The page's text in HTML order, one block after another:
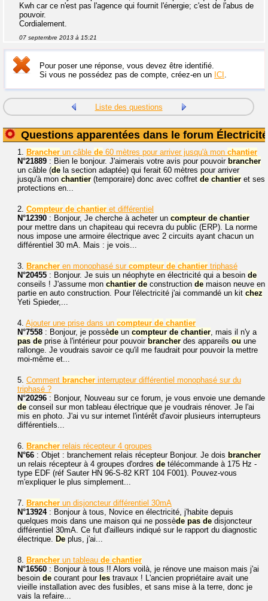
Kwh car ce n'est pas l'agence qui fournit l'énergie; c'est de l'abus de
pouvoir.
Cordialement.
07 septembre 2013 à 15:21
Pour poser une réponse, vous devez être identifié.
Si vous ne possédez pas de compte, créez-en un ICI .
Liste des questions
Questions apparentées dans le forum Électricité
1. Brancher un câble de 60 mètres pour arriver jusqu'à mon chantier
N°21889 : Bien le bonjour. J'aimerais votre avis pour pouvoir brancher
un câble (de la section adaptée) qui ferait 60 mètres pour arriver
jusqu'à mon chantier (temporaire) donc avec coffret de chantier et ses
protections en...
2. Compteur de chantier et différentiel
N°12390 : Bonjour, Je cherche à acheter un compteur de chantier
pour mettre dans un chapiteau qui recevra du public (ERP). La norme
nous impose une armoire électrique avec 2 circuits ayant chacun un
différentiel 30 mA. Mais : je vois...
3. Brancher en monophasé sur compteur de chantier triphasé
N°20455 : Bonjour. Je suis un néophyte en électricité qui a besoin de
conseils ! J'assume mon chantier de construction de maison neuve en
partie en auto construction. Pour l'électricité j'ai commandé un kit chez
Yeti Spieder,...
4. Ajouter une prise dans un compteur de chantier
N°7558 : Bonjour, je possède un compteur de chantier, mais il n'y a
pas de prise à l'intérieur pour pouvoir brancher des appareils ou une
rallonge. Je voudrais savoir ce qu'il me faudrait pour pouvoir la mettre
moi-même et...
5. Comment brancher interrupteur différentiel monophasé sur du
triphasé ?
N°20296 : Bonjour, Nouveau sur ce forum, je vous envoie une demande
de conseil sur mon tableau électrique que je voudrais rénover. Je l'ai
mis en photo. J'ai vu sur internet l'intérêt d'avoir plusieurs interrupteurs
différentiels...
6. Brancher relais récepteur 4 groupes
N°66 : Objet : branchement relais récepteur Bonjour. Je dois brancher
un relais récepteur à 4 groupes d'ordres de télécommande à 175 Hz -
type EDF (réf Sauter HN 96-S-82 KRT 104 F001). Pouvez-vous
m'expliquer le plus simplement...
7. Brancher un disjoncteur différentiel 30mA
N°13924: Bonjour à tous, Novice en électricité, j'habite depuis
quelques mois dans une maison qui ne possède pas de disjoncteur
différentiel 30mA. Ce fut d'ailleurs indiqué sur le rapport du diagnostic
électrique. De plus, j'ai...
8. Brancher un tableau de chantier
N°16560 : Bonjour à tous !! Alors voilà, je rénove une maison mais j'ai
besoin de courant pour les travaux ! L'ancien propriétaire avait une
vieille installation avec des fusibles, et sans mise à la terre, donc je
vais la refaire...